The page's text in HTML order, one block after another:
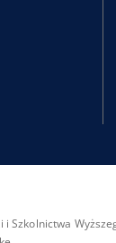
Szkolnictwa